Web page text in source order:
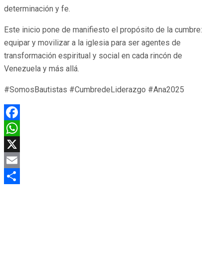
determinación y fe.
Este inicio pone de manifiesto el propósito de la cumbre:
equipar y movilizar a la iglesia para ser agentes de
transformación espiritual y social en cada rincón de
Venezuela y más allá.
#SomosBautistas #CumbredeLiderazgo #Ana2025
Facebook
WhatsApp
X
Email